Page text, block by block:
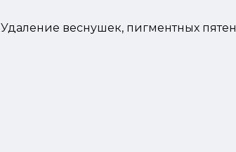
Удаление веснушек, пигментных пятен